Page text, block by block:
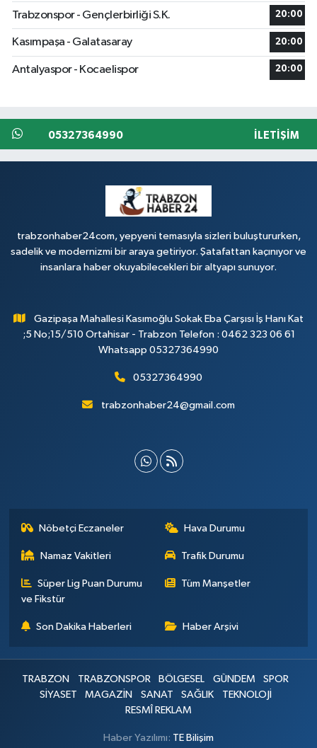
Trabzonspor - Gençlerbirliği S.K. 20:00
Kasımpaşa - Galatasaray 20:00
Antalyaspor - Kocaelispor 20:00
05327364990 İLETIŞIM
trabzonhaber24com, yepyeni temasıyla sizleri buluştururken,
sadelik ve modernizmi bir araya getiriyor. Şatafattan kaçınıyor ve
insanlara haber okuyabilecekleri bir altyapı sunuyor.
Gazipaşa Mahallesi Kasımoğlu Sokak Eba Çarşısı İş Hanı Kat
;5 No;15/510 Ortahisar - Trabzon Telefon : 0462 323 06 61
Whatsapp 05327364990
05327364990
trabzonhaber24@gmail.com
Nöbetçi Eczaneler Hava Durumu
Namaz Vakitleri Trafik Durumu
Süper Lig Puan Durumu
ve Fikstür
Tüm Manşetler
Son Dakika Haberleri Haber Arşivi
TRABZON TRABZONSPOR BÖLGESEL GÜNDEM
SPOR
SİYASET
MAGAZİN SANAT SAĞLIK
TEKNOLOJİ
RESMÎ REKLAM
Haber Yazılımı: TE Bilişim